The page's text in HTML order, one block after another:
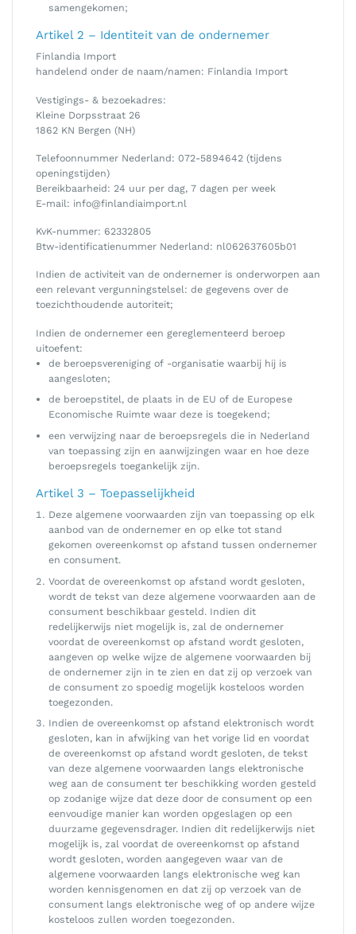
samengekomen;
Artikel 2 – Identiteit van de ondernemer
Finlandia Import
handelend onder de naam/namen: Finlandia Import
Vestigings- & bezoekadres:
Kleine Dorpsstraat 26
1862 KN Bergen (NH)
Telefoonnummer Nederland: 072-5894642 (tijdens
openingstijden)
Bereikbaarheid: 24 uur per dag, 7 dagen per week
E-mail: info@finlandiaimport.nl
KvK-nummer: 62332805
Btw-identificatienummer Nederland: nl062637605b01
Indien de activiteit van de ondernemer is onderworpen aan
een relevant vergunningstelsel: de gegevens over de
toezichthoudende autoriteit;
Indien de ondernemer een gereglementeerd beroep
uitoefent:
de beroepsvereniging of -organisatie waarbij hij is
aangesloten;
de beroepstitel, de plaats in de EU of de Europese
Economische Ruimte waar deze is toegekend;
een verwijzing naar de beroepsregels die in Nederland
van toepassing zijn en aanwijzingen waar en hoe deze
beroepsregels toegankelijk zijn.
Artikel 3 – Toepasselijkheid
Deze algemene voorwaarden zijn van toepassing op elk
aanbod van de ondernemer en op elke tot stand
gekomen overeenkomst op afstand tussen ondernemer
en consument.
Voordat de overeenkomst op afstand wordt gesloten,
wordt de tekst van deze algemene voorwaarden aan de
consument beschikbaar gesteld. Indien dit
redelijkerwijs niet mogelijk is, zal de ondernemer
voordat de overeenkomst op afstand wordt gesloten,
aangeven op welke wijze de algemene voorwaarden bij
de ondernemer zijn in te zien en dat zij op verzoek van
de consument zo spoedig mogelijk kosteloos worden
toegezonden.
Indien de overeenkomst op afstand elektronisch wordt
gesloten, kan in afwijking van het vorige lid en voordat
de overeenkomst op afstand wordt gesloten, de tekst
van deze algemene voorwaarden langs elektronische
weg aan de consument ter beschikking worden gesteld
op zodanige wijze dat deze door de consument op een
eenvoudige manier kan worden opgeslagen op een
duurzame gegevensdrager. Indien dit redelijkerwijs niet
mogelijk is, zal voordat de overeenkomst op afstand
wordt gesloten, worden aangegeven waar van de
algemene voorwaarden langs elektronische weg kan
worden kennisgenomen en dat zij op verzoek van de
consument langs elektronische weg of op andere wijze
kosteloos zullen worden toegezonden.